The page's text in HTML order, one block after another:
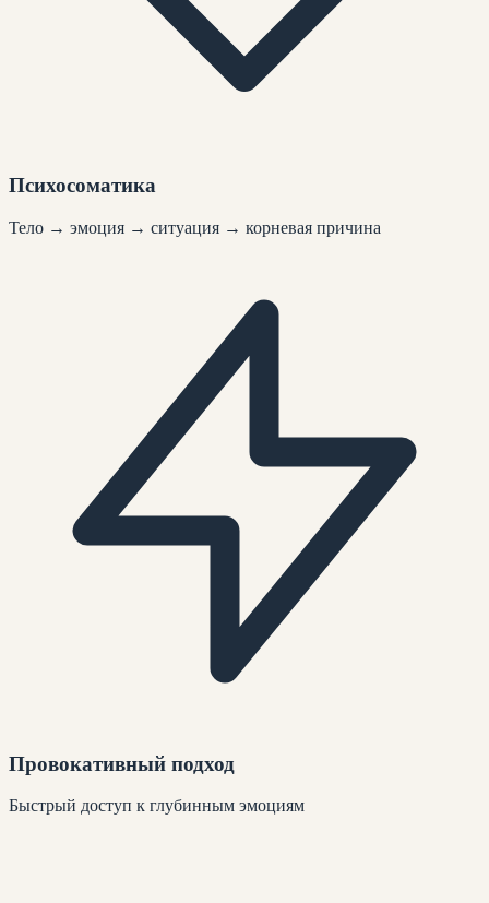
Психосоматика
Тело → эмоция → ситуация → корневая причина
Провокативный подход
Быстрый доступ к глубинным эмоциям